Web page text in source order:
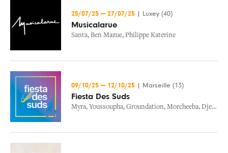
25/07/25 — 27/07/25 Luxey (40)
Musicalarue
Santa, Ben Mazue, Philippe Katerine
09/10/25 — 12/10/25 Marseille (13)
Fiesta Des Suds
Myra, Youssoupha, Groundation, Morcheeba, Djeuhdjoah